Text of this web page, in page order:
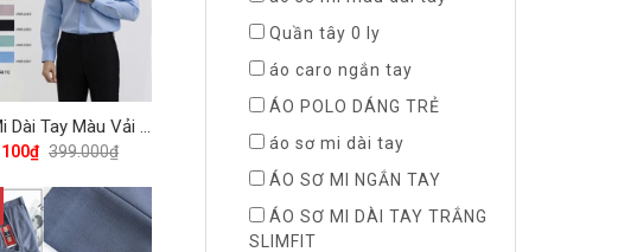
Quần tây 0 ly
áo caro ngắn tay
ÁO POLO DÁNG TRẺ
áo sơ mi dài tay
ÁO SƠ MI NGẮN TAY
ÁO SƠ MI DÀI TAY TRẮNG
SLIMFIT
Áo Sơ Mi Dài Tay Màu Vải TC Regular Fit 399 Vĩnh Tiến - Nhiều màu
399.000₫